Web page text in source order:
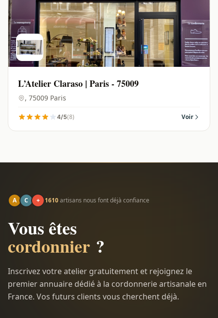
L’Atelier Claraso | Paris - 75009
, 75009 Paris
4/5(8) Voir
A C + 1610artisans nous font déjà confiance
Vous êtes
cordonnier ?
Inscrivez votre atelier gratuitement et rejoignez le
premier annuaire dédié à la cordonnerie artisanale en
France. Vos futurs clients vous cherchent déjà.